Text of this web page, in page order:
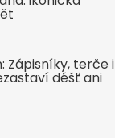
Zápisníky, terče i
déšť ani